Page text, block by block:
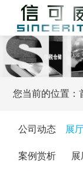
您当前的位置：
公司动态 展
案例赏析